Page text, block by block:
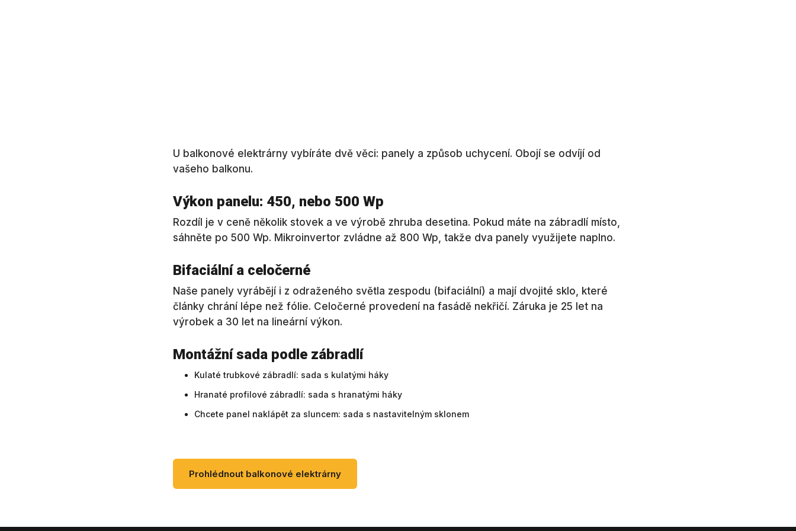
U balkonové elektrárny vybíráte dvě věci: panely a způsob uchycení. Obojí se odvíjí od
vašeho balkonu.
Výkon panelu: 450, nebo 500 Wp
Rozdíl je v ceně několik stovek a ve výrobě zhruba desetina. Pokud máte na zábradlí místo,
sáhněte po 500 Wp. Mikroinvertor zvládne až 800 Wp, takže dva panely využijete naplno.
Bifaciální a celočerné
Naše panely vyrábějí i z odraženého světla zespodu (bifaciální) a mají dvojité sklo, které
články chrání lépe než fólie. Celočerné provedení na fasádě nekřičí. Záruka je 25 let na
výrobek a 30 let na lineární výkon.
Montážní sada podle zábradlí
Kulaté trubkové zábradlí: sada s kulatými háky
Hranaté profilové zábradlí: sada s hranatými háky
Chcete panel naklápět za sluncem: sada s nastavitelným sklonem
Prohlédnout balkonové elektrárny